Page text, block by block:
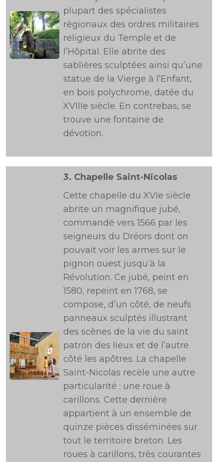
plupart des spécialistes
régionaux des ordres militaires
religieux du Temple et de
l’Hôpital. Elle abrite des
sablières sculptées ainsi qu’une
statue de la Vierge à l’Enfant,
en bois polychrome, datée du
XVIIIe siècle. En contrebas, se
trouve une fontaine de
dévotion.
3. Chapelle Saint-Nicolas
Cette chapelle du XVIe siècle
abrite un magnifique jubé,
commandé vers 1566 par les
seigneurs du Dréors dont on
pouvait voir les armes sur le
pignon ouest jusqu’à la
Révolution. Ce jubé, peint en
1580, repeint en 1768, se
compose, d’un côté, de neufs
panneaux sculptés illustrant
des scènes de la vie du saint
patron des lieux et de l’autre
côté les apôtres. La chapelle
Saint-Nicolas recèle une autre
particularité : une roue à
carillons. Cette dernière
appartient à un ensemble de
quinze pièces disséminées sur
tout le territoire breton. Les
roues à carillons, très courantes